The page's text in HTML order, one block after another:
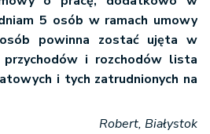
5 osób w ramach umowy
powinna zostać ujęta w
i rozchodów lista
i tych zatrudnionych na
Robert, Białystok